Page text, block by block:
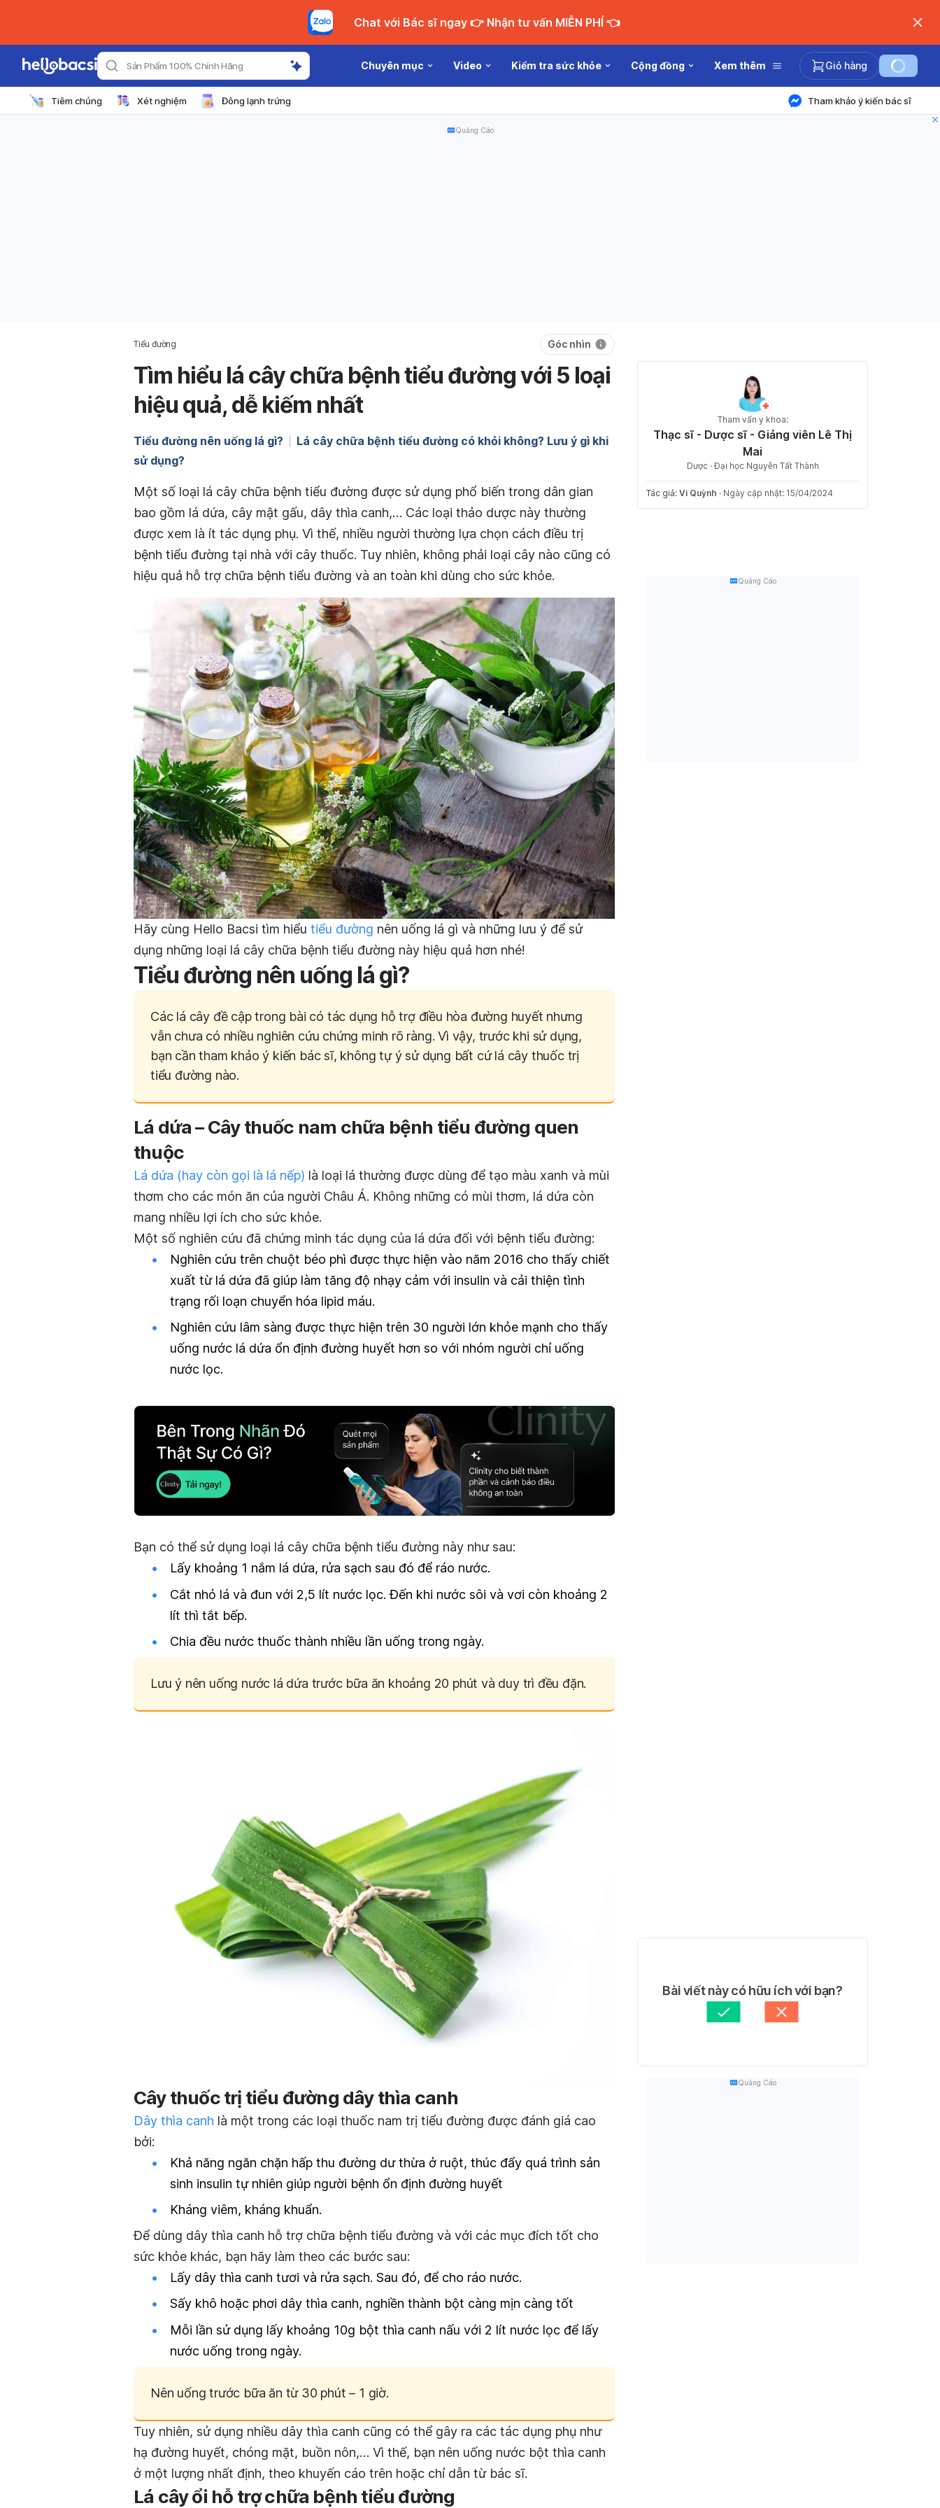
Chat với Bác sĩ ngay 👉 Nhận tư vấn MIỄN PHÍ 👈
Sản Phẩm 100% Chính Hãng Chuyên mục Video Kiểm tra sức khỏe Cộng đồng Xem thêm Giỏ hàng
Tiêm chủng Xét nghiệm Đông lạnh trứng Tham khảo ý kiến bác sĩ
Quảng Cáo
Tiểu đường Góc nhìn
Tìm hiểu lá cây chữa bệnh tiểu đường với 5 loại
hiệu quả, dễ kiếm nhất
Tiểu đường nên uống lá gì?
Lá cây chữa bệnh tiểu đường có khỏi không? Lưu ý gì khi
sử dụng?
Một số loại lá cây chữa bệnh tiểu đường được sử dụng phổ biến trong dân gian
bao gồm lá dứa, cây mật gấu, dây thìa canh,… Các loại thảo dược này thường
được xem là ít tác dụng phụ. Vì thế, nhiều người thường lựa chọn cách điều trị
bệnh tiểu đường tại nhà với cây thuốc. Tuy nhiên, không phải loại cây nào cũng có
hiệu quả hỗ trợ chữa bệnh tiểu đường và an toàn khi dùng cho sức khỏe.
Hãy cùng Hello Bacsi tìm hiểu tiểu đường nên uống lá gì và những lưu ý để sử
dụng những loại lá cây chữa bệnh tiểu đường này hiệu quả hơn nhé!
Tiểu đường nên uống lá gì?
Các lá cây đề cập trong bài có tác dụng hỗ trợ điều hòa đường huyết nhưng
vẫn chưa có nhiều nghiên cứu chứng minh rõ ràng. Vì vậy, trước khi sử dụng,
bạn cần tham khảo ý kiến bác sĩ, không tự ý sử dụng bất cứ lá cây thuốc trị
tiểu đường nào.
Lá dứa – Cây thuốc nam chữa bệnh tiểu đường quen
thuộc
Lá dứa (hay còn gọi là lá nếp) là loại lá thường được dùng để tạo màu xanh và mùi
thơm cho các món ăn của người Châu Á. Không những có mùi thơm, lá dứa còn
mang nhiều lợi ích cho sức khỏe.
Một số nghiên cứu đã chứng minh tác dụng của lá dứa đối với bệnh tiểu đường:
Nghiên cứu trên chuột béo phì được thực hiện vào năm 2016 cho thấy chiết
xuất từ lá dứa đã giúp làm tăng độ nhạy cảm với insulin và cải thiện tình
trạng rối loạn chuyển hóa lipid máu.
Nghiên cứu lâm sàng được thực hiện trên 30 người lớn khỏe mạnh cho thấy
uống nước lá dứa ổn định đường huyết hơn so với nhóm người chỉ uống
nước lọc.
Bạn có thể sử dụng loại lá cây chữa bệnh tiểu đường này như sau:
Lấy khoảng 1 nắm lá dứa, rửa sạch sau đó để ráo nước.
Cắt nhỏ lá và đun với 2,5 lít nước lọc. Đến khi nước sôi và vơi còn khoảng 2
lít thì tắt bếp.
Chia đều nước thuốc thành nhiều lần uống trong ngày.
Lưu ý nên uống nước lá dứa trước bữa ăn khoảng 20 phút và duy trì đều đặn.
Cây thuốc trị tiểu đường dây thìa canh
Dây thìa canh là một trong các loại thuốc nam trị tiểu đường được đánh giá cao
bởi:
Khả năng ngăn chặn hấp thu đường dư thừa ở ruột, thúc đẩy quá trình sản
sinh insulin tự nhiên giúp người bệnh ổn định đường huyết
Kháng viêm, kháng khuẩn.
Để dùng dây thìa canh hỗ trợ chữa bệnh tiểu đường và với các mục đích tốt cho
sức khỏe khác, bạn hãy làm theo các bước sau:
Lấy dây thìa canh tươi và rửa sạch. Sau đó, để cho ráo nước.
Sấy khô hoặc phơi dây thìa canh, nghiền thành bột càng mịn càng tốt
Mỗi lần sử dụng lấy khoảng 10g bột thìa canh nấu với 2 lít nước lọc để lấy
nước uống trong ngày.
Nên uống trước bữa ăn từ 30 phút – 1 giờ.
Tuy nhiên, sử dụng nhiều dây thìa canh cũng có thể gây ra các tác dụng phụ như
hạ đường huyết, chóng mặt, buồn nôn,… Vì thế, bạn nên uống nước bột thìa canh
ở một lượng nhất định, theo khuyến cáo trên hoặc chỉ dẫn từ bác sĩ.
Lá cây ổi hỗ trợ chữa bệnh tiểu đường
Tham vấn y khoa:
Thạc sĩ - Dược sĩ - Giảng viên Lê Thị
Mai
Dược · Đại học Nguyễn Tất Thành
Tác giả: Vi Quỳnh · Ngày cập nhật: 15/04/2024
Quảng Cáo
Bài viết này có hữu ích với bạn?
Quảng Cáo